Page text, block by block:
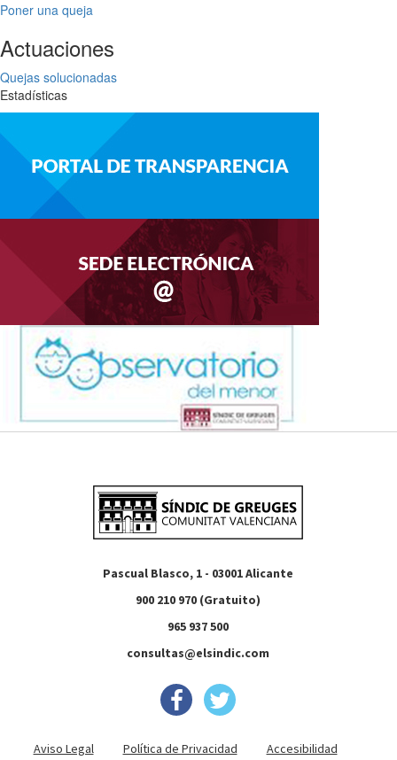
Poner una queja
Actuaciones
Quejas solucionadas
Estadísticas
Pascual Blasco, 1 - 03001 Alicante
900 210 970 (Gratuito)
965 937 500
consultas@elsindic.com
Aviso Legal Política de Privacidad
Accesibilidad